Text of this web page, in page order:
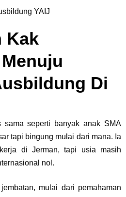
Kak
Di
sama seperti banyak anak SMA
tapi bingung mulai dari mana. Ia
di Jerman, tapi usia masih
nol.
mulai dari pemahaman